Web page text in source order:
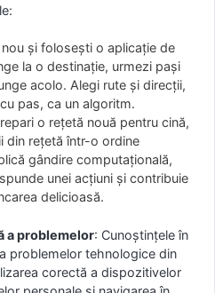
și folosești o aplicație de
la o destinație, urmezi pași
acolo. Alegi rute și direcții,
pas, ca un algoritm.
o rețetă nouă pentru cină,
din rețetă într-o ordine
gândire computațională,
unei acțiuni și contribuie
delicioasă.
a problemelor: Cunoștințele în
problemelor tehnologice din
corectă a dispozitivelor